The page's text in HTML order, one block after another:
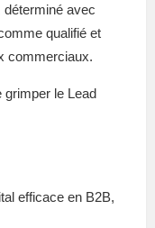
avec
qualifié et
commerciaux.
grimper le Lead
efficace en B2B,